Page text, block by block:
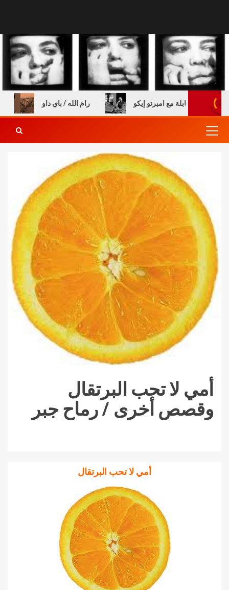
رامَ الله / باي داو – مقابلة مع امبرتو إيكو
أمي لا تحب البرتقال
وقصص أخرى / رماح جبر
أمي لا تحب البرتقال